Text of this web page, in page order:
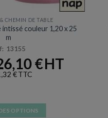
CHEMIN DE TABLE
couleur 1,20 x 25
m
13155
€
€
OPTIONS